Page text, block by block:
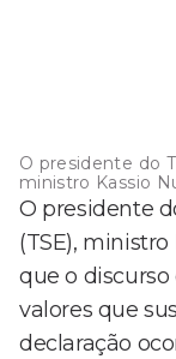
O presidente do
ministro Kassio
O presidente
(TSE),
que o
valores que
declaração